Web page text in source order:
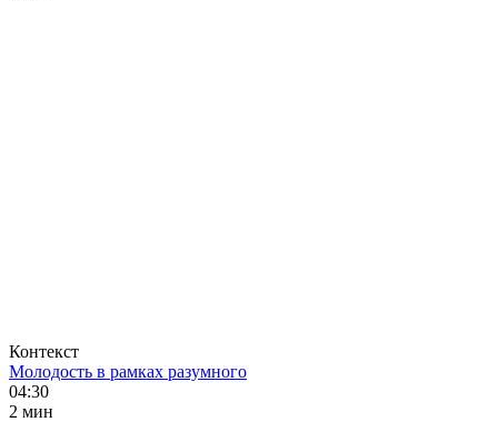
Контекст
Молодость в рамках разумного
04:30
2 мин